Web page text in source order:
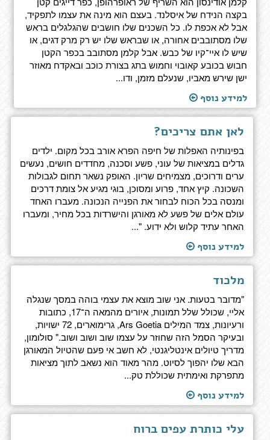
בקצה הנידח של איסלנד. בעצם הוא מינה את עצמו לתפקיד,
אבל לא אכפת לו. כל השכנים שלו חושבים שהגלגלים בראש
שלו מסתובבים אחורה, או שבראש שלו יש רק מרק דגים, או
שיש לו איי־קיו של כבש. אבל קלמן מסתובב בכפר הקטן
חבוש בכובע קאובוי וחמוש בתג בצורת כוכב ובאקדח מאוזר
ישן שירש מאביו, שנעלם מזמן, ודו...
למידע נוסף
לאן אתם צריכים?
בפינותיה האפלות של חיפה הפרא אורב בכל מקום. ילדים
גדלים במציאות של עוני, פשע וסכנה, מחדדים חושים, נעשים
ערים ודרוכים, מצמיחים שריון. האופק נשאר תחום לגבולות
השכונה. קיץ אחד, פרוע ומסוכן, בוגי מגיע אל צומת דרכים
ומנסה בכל הכוח לבחור את הפנייה הנכונה. מעברו האחד
עולם אלים של פשע לא מאורגן והישרדות בכל מחיר, ומעברו
האחר עתיד קלוש ולא ידוע. "...
למידע נוסף
מלכוד
"מדובר בטעות. אני שוב מוצא את עצמי בוהה במסך שנגלה
אליי, שכולל שלל תמונות, איורים מהמאה ה־17, כתובות
ורעיונות, צמד המילים Ars Goetia, גרימוארים, 72 ישויות,
ובעיקר הסמל הזה שחוזר על עצמו שוב ושוב ושוב." סולומון,
מדריך טיולים אינטליגנטי, לא חשב אי פעם שהטיול המאורגן
הבא שלו יהפוך לסיוט. מהר מאוד הוא נשאב לתוך מציאות
מתפרקת ואימתית שכוללת טק...
למידע נוסף
עלי כותרת עפים ברוח